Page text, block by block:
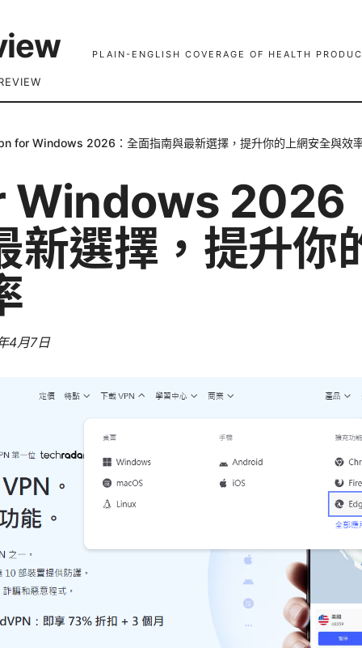
PLAIN-ENGLISH COVERAGE OF HEALTH
for Windows 2026：全面指南與最新選擇，提升你的上網安全與效
Windows 2026
新選擇，提升你
4月7日